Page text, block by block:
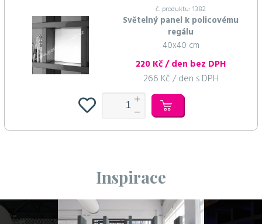
č. produktu: 1382
Světelný panel k policovému
regálu
40x40 cm
220 Kč / den bez DPH
266 Kč / den s DPH
Inspirace